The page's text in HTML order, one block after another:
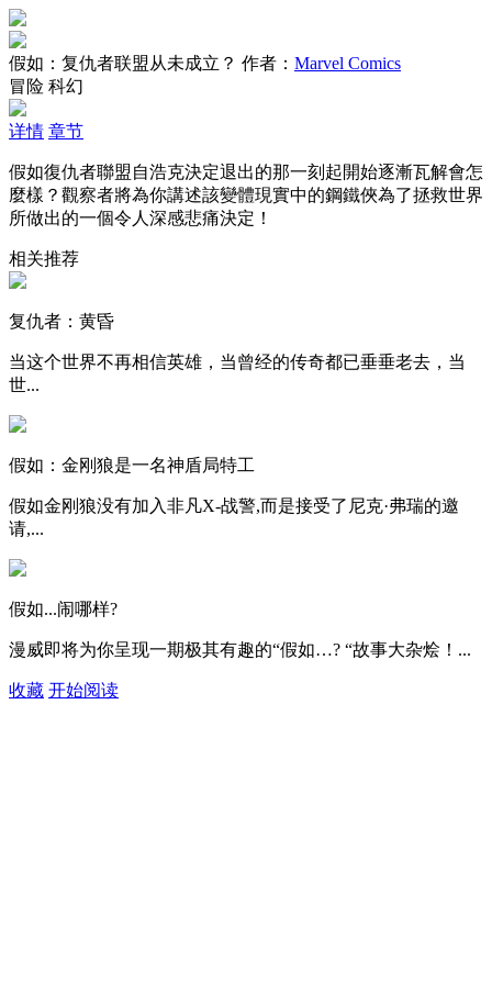
假如：复仇者联盟从未成立？ 作者： Marvel Comics
冒险 科幻
详情 章节
假如復仇者聯盟自浩克決定退出的那一刻起開始逐漸瓦解會怎
麼樣？觀察者將為你講述該變體現實中的鋼鐵俠為了拯救世界
所做出的一個令人深感悲痛決定！
相关推荐
复仇者：黄昏
当这个世界不再相信英雄，当曾经的传奇都已垂垂老去，当
世...
假如：金刚狼是一名神盾局特工
假如金刚狼没有加入非凡X-战警,而是接受了尼克·弗瑞的邀
请,...
假如...闹哪样?
漫威即将为你呈现一期极其有趣的“假如…? “故事大杂烩！...
收藏 开始阅读